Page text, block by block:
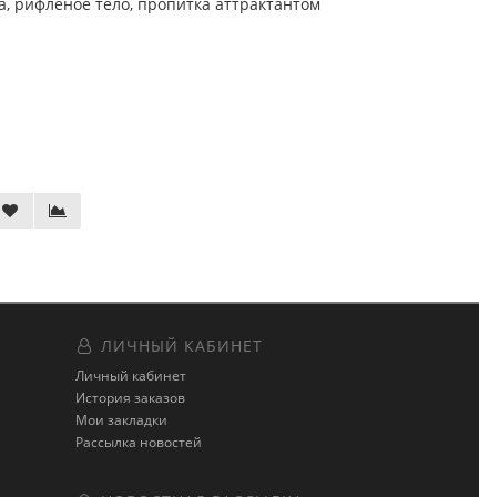
ЛИЧНЫЙ КАБИНЕТ
Личный кабинет
История заказов
Мои закладки
Рассылка новостей